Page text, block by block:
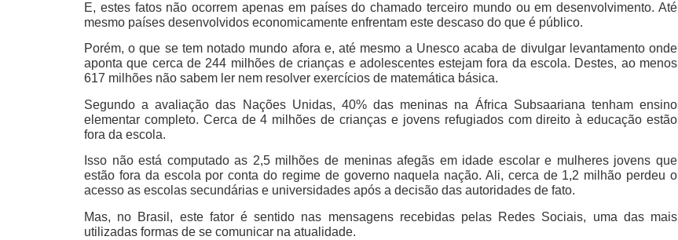
E, estes fatos não ocorrem apenas em países do chamado terceiro mundo ou em desenvolvimento. Até
mesmo países desenvolvidos economicamente enfrentam este descaso do que é público.
Porém, o que se tem notado mundo afora e, até mesmo a Unesco acaba de divulgar levantamento onde
aponta que cerca de 244 milhões de crianças e adolescentes estejam fora da escola. Destes, ao menos
617 milhões não sabem ler nem resolver exercícios de matemática básica.
Segundo a avaliação das Nações Unidas, 40% das meninas na África Subsaariana tenham ensino
elementar completo. Cerca de 4 milhões de crianças e jovens refugiados com direito à educação estão
fora da escola.
Isso não está computado as 2,5 milhões de meninas afegãs em idade escolar e mulheres jovens que
estão fora da escola por conta do regime de governo naquela nação. Ali, cerca de 1,2 milhão perdeu o
acesso as escolas secundárias e universidades após a decisão das autoridades de fato.
Mas, no Brasil, este fator é sentido nas mensagens recebidas pelas Redes Sociais, uma das mais
utilizadas formas de se comunicar na atualidade.